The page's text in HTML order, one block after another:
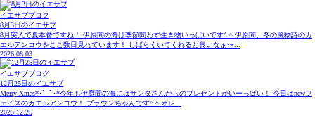
イエサブブログ
8月3日のイエサブ
8月突入で夏本番ですね！ 伊原間の海は季節問わず生き物いっぱいです^ ^ 伊原間、冬の風物詩のカ
エルアンコウをここ数日見れています！ しばらくいてくれると良いなぁ〜...
2026.08.03
イエサブブログ
12月25日のイエサブ
Merry Xmas*･゜ﾟ･*今年も伊原間の海にはサンタさんからのプレゼントがいーっぱい！ 今日はnewフ
ェイスのカエルアンコウ！ ブラウンちゃんです^ ^ オレ...
2025.12.25